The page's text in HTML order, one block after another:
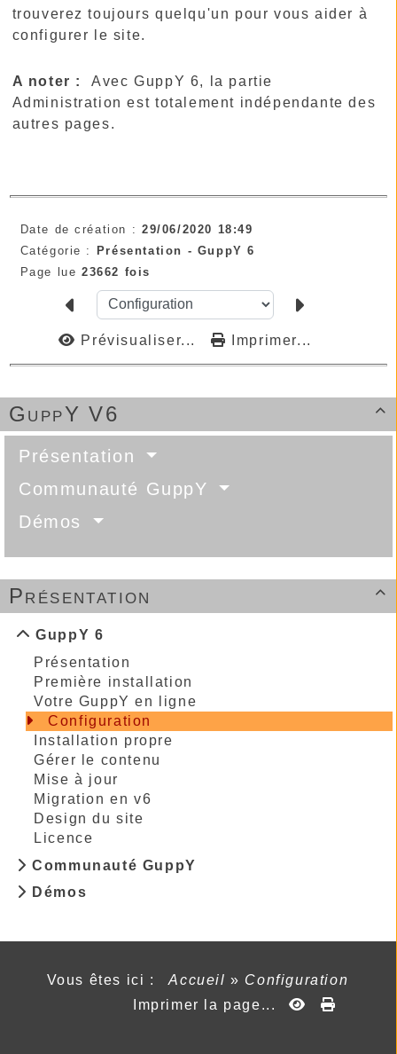

GuppY V6
Présentation
Communauté GuppY
Démos

Présentation
GuppY 6
Présentation
Première installation
Votre GuppY en ligne
Configuration
Installation propre
Gérer le contenu
Mise à jour
Migration en v6
Design du site
Licence
Communauté GuppY
Démos
trouverez toujours quelqu'un pour vous aider à
configurer le site.
A noter :Avec GuppY 6, la partie
Administration est totalement indépendante des
autres pages.
Date de création : 29/06/2020 18:49
Catégorie : Présentation - GuppY 6
Page lue 23662 fois
Prévisualiser... Imprimer...
Vous êtes ici : Accueil» Configuration
Imprimer la page...